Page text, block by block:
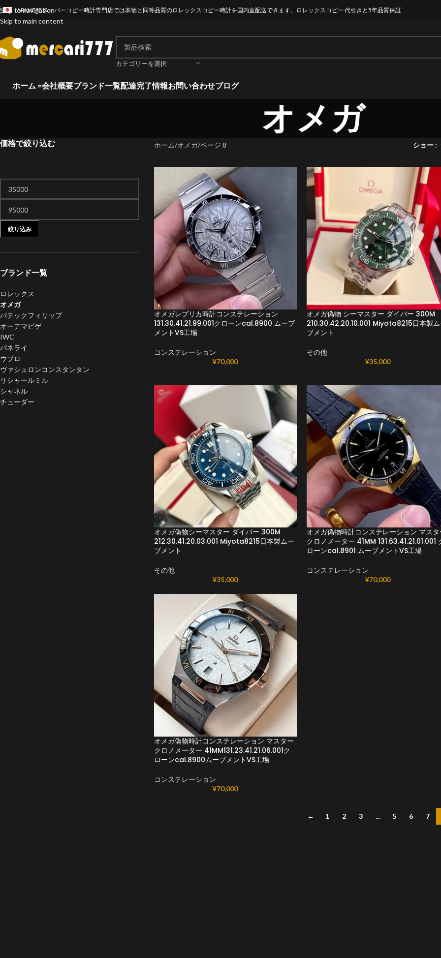
Skip to navigation
Skip to main content
JAPANESEスーパーコピー時計専門店では本物と同等品質のロレックスコピー時計を国内直配送できます。ロレックスコピー 代引きと5年品質保証
カテゴリーを選択
ホーム =会社概要ブランド一覧配達完了情報お問い合わせブログ
オメガ
価格で絞り込む
絞り込み
ブランド一覧
ロレックス
オメガ
パテックフィリップ
オーデマピゲ
IWC
パネライ
ウブロ
ヴァシュロンコンスタンタン
リシャールミル
シャネル
チューダー
ホーム オメガ ページ 8 ショー
オメガレプリカ時計コンステレーション
131.30.41.21.99.001クローンcal.8900 ムーブ
メントVS工場
コンステレーション
¥70,000
オメガ偽物 シーマスター ダイバー 300M
210.30.42.20.10.001 Miyota8215日本製
ブメント
その他
¥35,000
オメガ偽物シーマスター ダイバー 300M
212.30.41.20.03.001 Miyota8215日本製ムー
ブメント
その他
¥35,000
オメガ偽物時計コンステレーション マス
クロノメーター 41MM 131.63.41.21.01.001
ローンcal.8901 ムーブメントVS工場
コンステレーション
¥70,000
オメガ偽物時計コンステレーション マスター
クロノメーター 41MM131.23.41.21.06.001ク
ローンcal.8900ムーブメントVS工場
コンステレーション
¥70,000
← 1 2 3 ... 5 6 7